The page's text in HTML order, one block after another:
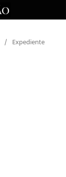
/ Expediente